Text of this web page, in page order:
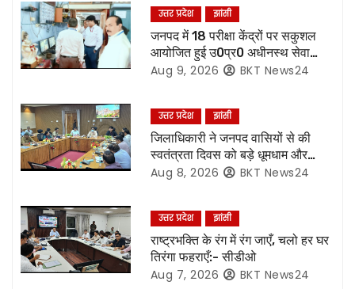
a
v
i
g
a
t
i
o
n
उत्तर प्रदेश झांसी
जनपद में 18 परीक्षा केंद्रों पर सकुशल
आयोजित हुई उ0प्र0 अधीनस्थ सेवा
चयन आयोग की प्राविधिक सहायक ग्रुप
Aug 9, 2026 BKT News24
उत्तर प्रदेश झांसी
जिलाधिकारी ने जनपद वासियों से की
स्वतंत्रता दिवस को बड़े धूमधाम और
हर्षोल्लास के साथ मनाएं जाने की अपील
Aug 8, 2026 BKT News24
उत्तर प्रदेश झांसी
राष्ट्रभक्ति के रंग में रंग जाएँ, चलो हर घर
तिरंगा फहराएँ:- सीडीओ
Aug 7, 2026 BKT News24